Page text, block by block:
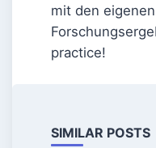
mit den eigenen
practice!
SIMILAR POSTS